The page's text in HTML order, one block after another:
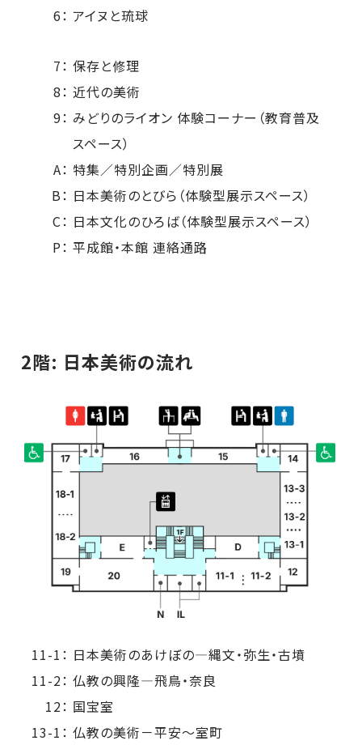
6： アイヌと琉球
7： 保存と修理
8： 近代の美術
9： みどりのライオン 体験コーナー（教育普及
スペース）
A： 特集／特別企画／特別展
B： 日本美術のとびら（体験型展示スペース）
C： 日本文化のひろば（体験型展示スペース）
P： 平成館・本館 連絡通路
2階: 日本美術の流れ
11-1： 日本美術のあけぼの―縄文・弥生・古墳
11-2： 仏教の興隆―飛鳥・奈良
12： 国宝室
13-1： 仏教の美術－平安～室町